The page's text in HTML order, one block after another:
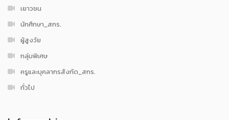
เยาวชน
นักศึกษา_สกร.
ผู้สูงวัย
กลุ่มพิเศษ
ครูและบุคลากรสังกัด_สกร.
ทั่วไป